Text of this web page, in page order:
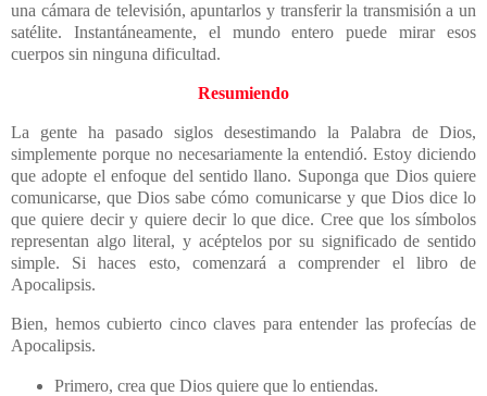
una cámara de televisión, apuntarlos y transferir la transmisión a un
satélite. Instantáneamente, el mundo entero puede mirar esos
cuerpos sin ninguna dificultad.
Resumiendo
La gente ha pasado siglos desestimando la Palabra de Dios,
simplemente porque no necesariamente la entendió. Estoy diciendo
que adopte el enfoque del sentido llano. Suponga que Dios quiere
comunicarse, que Dios sabe cómo comunicarse y que Dios dice lo
que quiere decir y quiere decir lo que dice. Cree que los símbolos
representan algo literal, y acéptelos por su significado de sentido
simple. Si haces esto, comenzará a comprender el libro de
Apocalipsis.
Bien, hemos cubierto cinco claves para entender las profecías de
Apocalipsis.
Primero, crea que Dios quiere que lo entiendas.